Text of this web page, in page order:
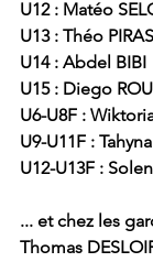
U12 : Matéo
U13 : Théo PIRAS
U14 : Abdel BIBI
U15 : Diego
U6-U8F :
U9-U11F :
U12-U13F :
... et chez les
Thomas